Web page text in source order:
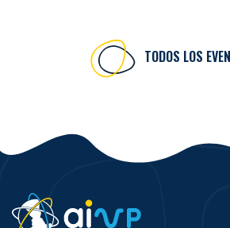
TODOS LOS